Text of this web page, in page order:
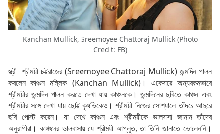
Kanchan Mullick, Sreemoyee Chattoraj Mullick (Photo
Credit: FB)
স্ত্রী শ্রীময়ী চট্টরাজের (Sreemoyee Chattoraj Mullick) জন্মদিন পালন
করলেন কাঞ্চন মল্লিক (Kanchan Mullick)। একেবারে অন্যরকমভাবে
শ্রীময়ীর জন্মদিন পালন করতে দেখা যায় কাঞ্চনকে। জন্মদিনের ছবিতে কাঞ্চন এবং
শ্রীময়ীর সঙ্গে দেখা যায় ছোট্ট কৃষভিকেও। শ্রীময়ী নিজের সোশ্যালে তাঁদরে আদুরে
ছবি পোস্ট করেন। যা দেখে কাঞ্চন এবং শ্রীময়ীকে ভালবাসা জানান তাঁদের
অনুরাগীরা। কাঞ্চনের ভালবাসায় যে শ্রীময়ী আপ্লুত, তা তিনি জানাতে ভোলেননি।